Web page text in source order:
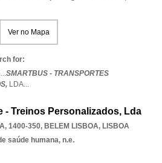
Ver no Mapa
for:
SMARTBUS - TRANSPORTES
LDA...
- Treinos Personalizados, Lda
1400-350, BELEM LISBOA, LISBOA
saúde humana, n.e.